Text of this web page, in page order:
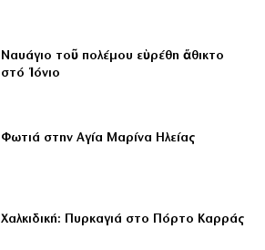
Ναυάγιο τοῦ πολέμου εὑρέθη ἄθικτο
στό Ἰόνιο
Φωτιά στην Αγία Μαρίνα Ηλείας
Χαλκιδική: Πυρκαγιά στο Πόρτο Καρράς